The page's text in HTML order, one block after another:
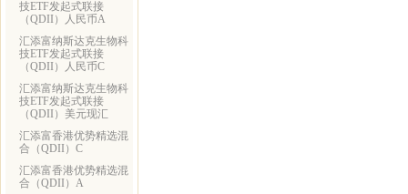
技ETF发起式联接
（QDII）人民币A
汇添富纳斯达克生物科
技ETF发起式联接
（QDII）人民币C
汇添富纳斯达克生物科
技ETF发起式联接
（QDII）美元现汇
汇添富香港优势精选混
合（QDII）C
汇添富香港优势精选混
合（QDII）A